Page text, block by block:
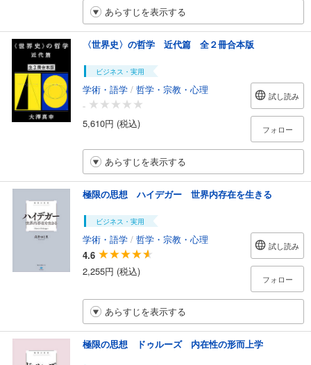
あらすじを表示する
〈世界史〉の哲学 近代篇 全２冊合本版
ビジネス・実用
学術・語学 / 哲学・宗教・心理
-
5,610円 (税込)
試し読み
フォロー
あらすじを表示する
極限の思想 ハイデガー 世界内存在を生きる
ビジネス・実用
学術・語学 / 哲学・宗教・心理
4.6
2,255円 (税込)
試し読み
フォロー
あらすじを表示する
極限の思想 ドゥルーズ 内在性の形而上学